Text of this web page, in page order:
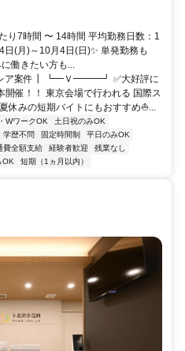
り7時間 〜 14時間 平均勤務日数：1
(月)～10月4日(日)✨ 単発勤務も
働きたい方も...
案件┃ ┗━Ｖ━━━┛ ✅大好評に
開催！！ 東京会場で行われる 国際ス
休みの短期バイトにもおすすめ⛵...
WワークOK
土日祝のみOK
学歴不問 固定時間制
平日のみOK
費全額支給 経験者歓迎
残業なし
OK 短期（1ヵ月以内）